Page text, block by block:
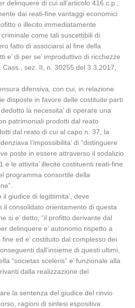
delinquere di cui all’articolo 416 c.p.,
dai reati-fine vantaggi economici
o illecito immediatamente
come tali suscettibili di
fatto di associarsi al fine della
e’ di per se’ improduttivo di ricchezze
sez. II, n. 30255 del 3.3.2017,
difensiva, con cui, in relazione
disposte in favore delle costituite parti
la necessita’ di operare una
patrimoniali prodotti dal reato
dal reato di cui al capo n. 37, la
l’impossibilita’ di “distinguere
poste in essere attraverso il sodalizio
e le attivita’ illecite costituenti reati-fine
programma consortile della
giudice di legittimita’, deve
il consolidato orientamento di questa
si e’ detto, “il profitto derivante dal
delinquere e’ autonomo rispetto a
ed e’ costituito dal complesso dei
dall’insieme di questi ultimi,
“societas sceleris” e’ funzionale alla
dalla realizzazione del
la sentenza del giudice del rinvio
ragioni di sintesi espositiva